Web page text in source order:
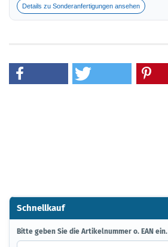
Details zu Sonderanfertigungen ansehen
Schnellkauf
BITTE
GEBEN
Bitte geben Sie die Artikelnummer o. EAN ein.